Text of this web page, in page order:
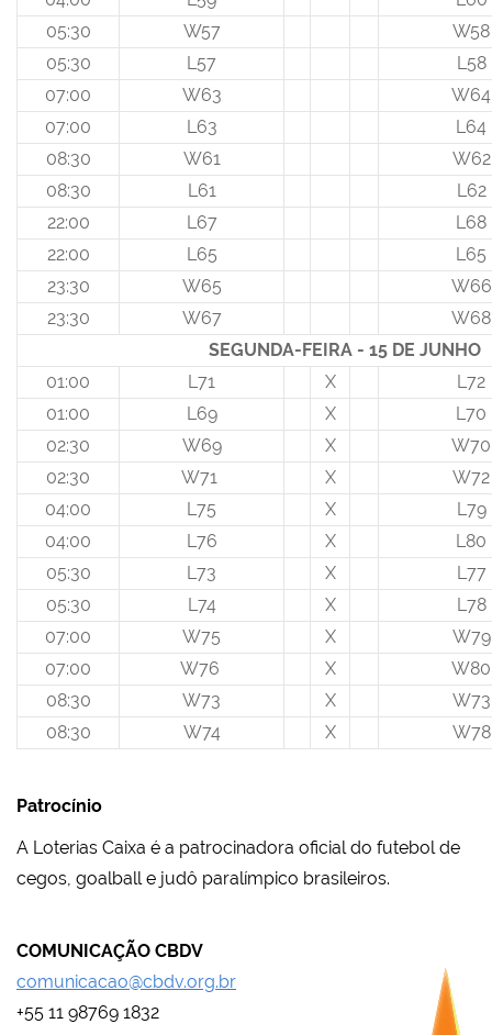
05:30
W57
W58
05:30
L57
L58
07:00
W63
W64
07:00
L63
L64
08:30
W61
W62
08:30
L61
L62
22:00
L67
L68
22:00
L65
L65
23:30
W65
W66
23:30
W67
W68
SEGUNDA-FEIRA - 15 DE JUNHO
01:00
L71 X
L72
01:00
L69 X
L70
02:30
W69 X
W70
02:30
W71 X
W72
04:00
L75 X
L79
04:00
L76 X
L80
05:30
L73 X
L77
05:30
L74 X
L78
07:00
W75 X
W79
07:00
W76 X
W80
08:30
W73 X
W73
08:30
W74 X W78
Patrocínio
A Loterias Caixa é a patrocinadora oficial do futebol de
cegos, goalball e judô paralímpico brasileiros.
COMUNICAÇÃO CBDV
comunicacao@cbdv.org.br
+55 11 98769 1832